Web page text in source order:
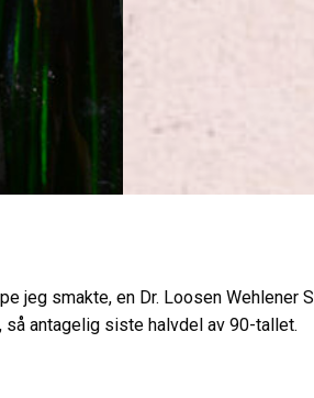
jeg smakte, en Dr. Loosen Wehlener
så antagelig siste halvdel av 90-tallet.